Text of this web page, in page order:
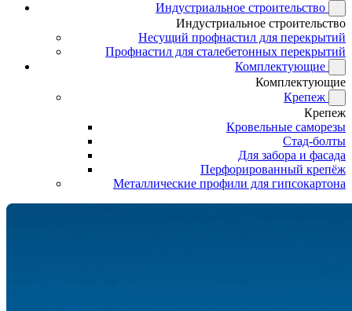
Индустриальное строительство
Индустриальное строительство
Несущий профнастил для перекрытий
Профнастил для сталебетонных перекрытий
Комплектующие
Комплектующие
Крепеж
Крепеж
Кровельные саморезы
Стад-болты
Для забора и фасада
Перфорированный крепёж
Металлические профили для гипсокартона